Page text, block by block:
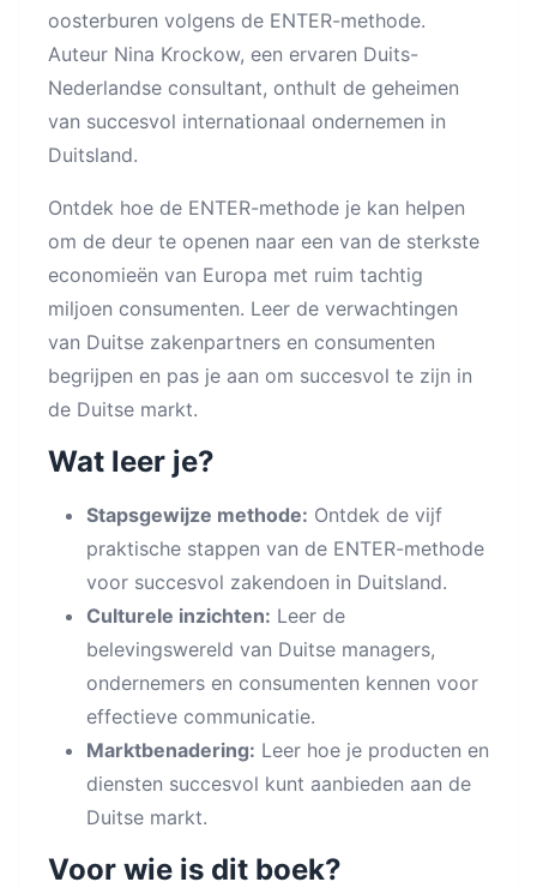
oosterburen volgens de ENTER-methode.
Auteur Nina Krockow, een ervaren Duits-
Nederlandse consultant, onthult de geheimen
van succesvol internationaal ondernemen in
Duitsland.
Ontdek hoe de ENTER-methode je kan helpen
om de deur te openen naar een van de sterkste
economieën van Europa met ruim tachtig
miljoen consumenten. Leer de verwachtingen
van Duitse zakenpartners en consumenten
begrijpen en pas je aan om succesvol te zijn in
de Duitse markt.
Wat leer je?
Stapsgewijze methode: Ontdek de vijf
praktische stappen van de ENTER-methode
voor succesvol zakendoen in Duitsland.
Culturele inzichten: Leer de
belevingswereld van Duitse managers,
ondernemers en consumenten kennen voor
effectieve communicatie.
Marktbenadering: Leer hoe je producten en
diensten succesvol kunt aanbieden aan de
Duitse markt.
Voor wie is dit boek?